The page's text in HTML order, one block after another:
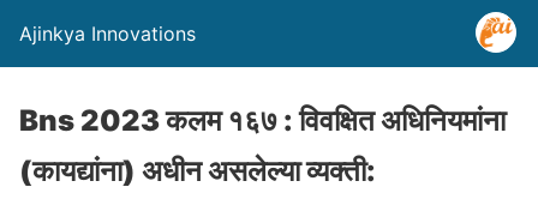
Ajinkya Innovations
Bns 2023 कलम १६७ : विवक्षित अधिनियमांना
(कायद्यांना) अधीन असलेल्या व्यक्ती: